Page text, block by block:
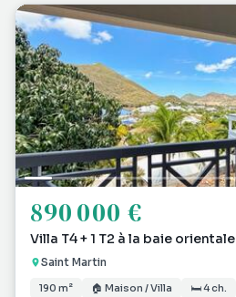
890 000 €
Villa T4 + 1 T2 à la baie orientale
Saint Martin
190 m² 🏠 Maison / Villa 🛏 4 ch.